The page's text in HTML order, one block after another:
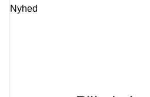
Nyhed